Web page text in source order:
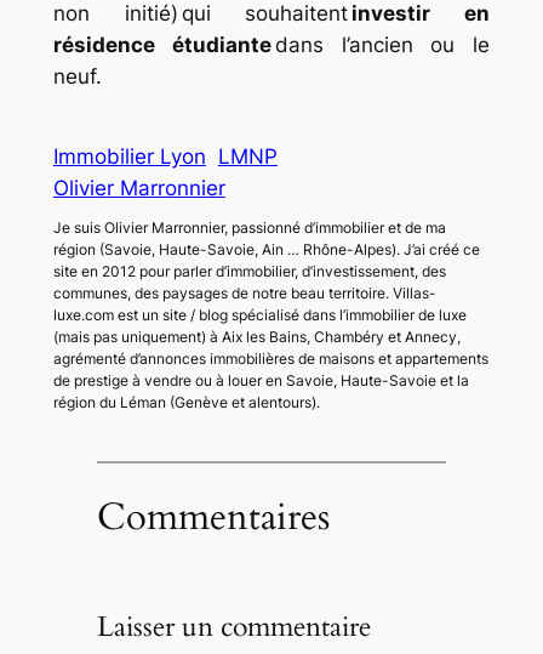
non initié) qui souhaitent investir en
résidence étudiantedans l’ancien ou le
neuf.
Immobilier Lyon LMNP
Olivier Marronnier
Je suis Olivier Marronnier, passionné d’immobilier et de ma
région (Savoie, Haute-Savoie, Ain … Rhône-Alpes). J’ai créé ce
site en 2012 pour parler d’immobilier, d’investissement, des
communes, des paysages de notre beau territoire. Villas-
luxe.com est un site / blog spécialisé dans l’immobilier de luxe
(mais pas uniquement) à Aix les Bains, Chambéry et Annecy,
agrémenté d’annonces immobilières de maisons et appartements
de prestige à vendre ou à louer en Savoie, Haute-Savoie et la
région du Léman (Genève et alentours).
Commentaires
Laisser un commentaire